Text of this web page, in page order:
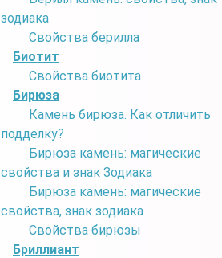
зодиака
Свойства берилла
Биотит
Свойства биотита
Бирюза
Камень бирюза. Как отличить
подделку?
Бирюза камень: магические
свойства и знак Зодиака
Бирюза камень: магические
свойства, знак зодиака
Свойства бирюзы
Бриллиант